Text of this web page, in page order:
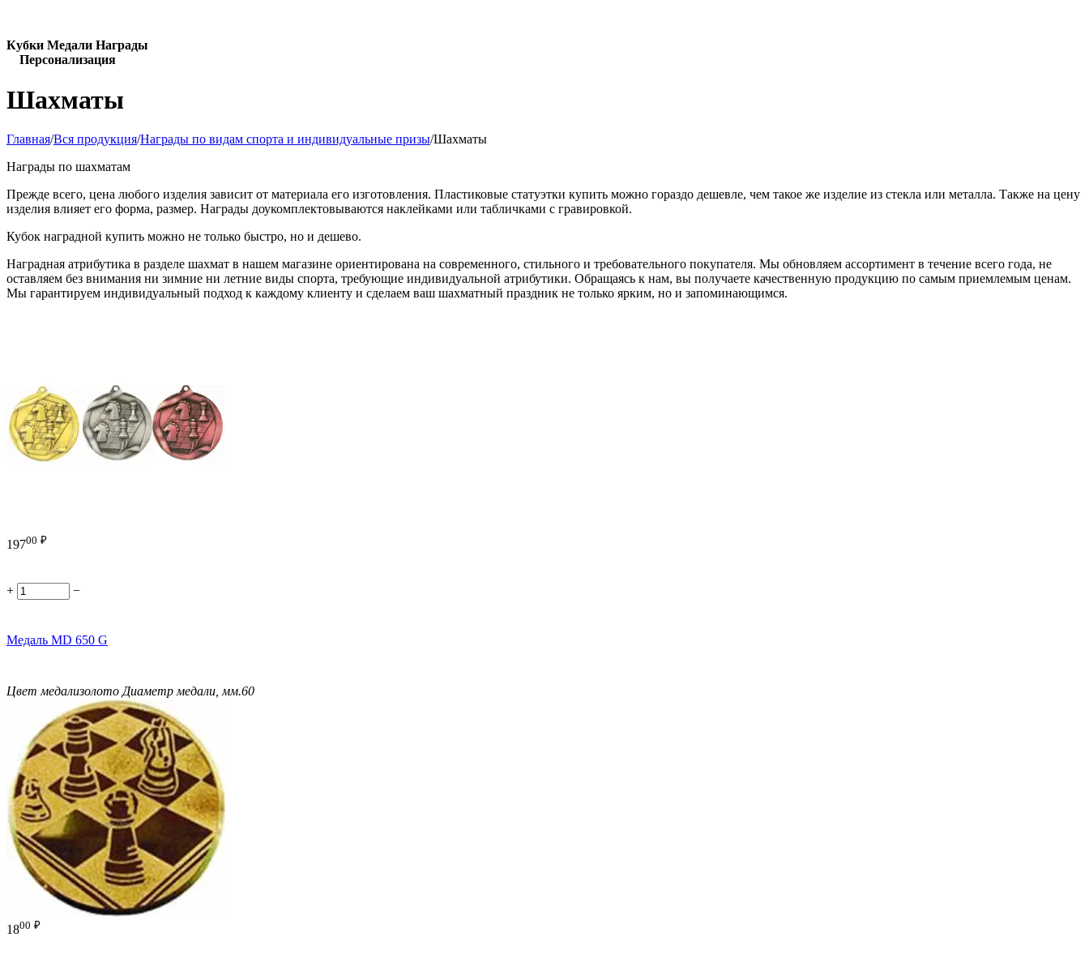
Кубки Медали Награды
Персонализация
Шахматы
Главная/Вся продукция/Награды по видам спорта и индивидуальные призы/Шахматы
Награды по шахматам
Прежде всего, цена любого изделия зависит от материала его изготовления. Пластиковые статуэтки купить можно гораздо дешевле, чем такое же изделие из стекла или металла. Также на цену
изделия влияет его форма, размер. Награды доукомплектовываются наклейками или табличками с гравировкой.
Кубок наградной купить можно не только быстро, но и дешево.
Наградная атрибутика в разделе шахмат в нашем магазине ориентирована на современного, стильного и требовательного покупателя. Мы обновляем ассортимент в течение всего года, не
оставляем без внимания ни зимние ни летние виды спорта, требующие индивидуальной атрибутики. Обращаясь к нам, вы получаете качественную продукцию по самым приемлемым ценам.
Мы гарантируем индивидуальный подход к каждому клиенту и сделаем ваш шахматный праздник не только ярким, но и запоминающимся.
19700 ₽
+ −
Медаль MD 650 G
Цвет медализолото Диаметр медали, мм.60
1800 ₽